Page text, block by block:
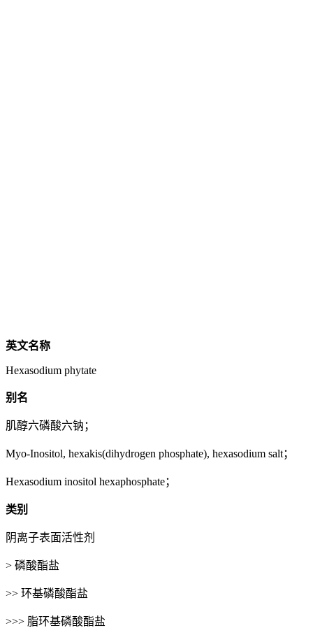
英文名称
Hexasodium phytate
别名
肌醇六磷酸六钠；
Myo-Inositol, hexakis(dihydrogen phosphate), hexasodium salt；
Hexasodium inositol hexaphosphate；
类别
阴离子表面活性剂
> 磷酸酯盐
>> 环基磷酸酯盐
>>> 脂环基磷酸酯盐